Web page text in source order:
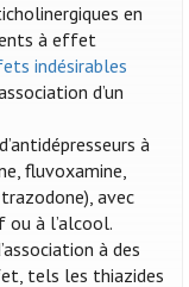
en
à effet
indésirables
d’un
à
fluvoxamine,
avec
à l’alcool.
à des
tels les thiazides